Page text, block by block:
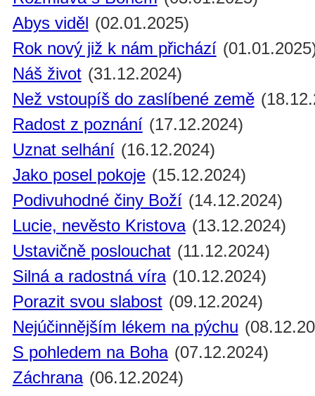
Abys viděl (02.01.2025)
Rok nový již k nám přichází
Náš život (31.12.2024)
Než vstoupíš do zaslíbené země
Radost z poznání (17.12.2024)
Uznat selhání (16.12.2024)
Jako posel pokoje (15.12.2024)
Podivuhodné činy Boží (14.12.2024)
Lucie, nevěsto Kristova (13.12.2024)
Ustavičně poslouchat (11.12.2024)
Silná a radostná víra (10.12.2024)
Porazit svou slabost (09.12.2024)
Nejúčinnějším lékem na pýchu
S pohledem na Boha (07.12.2024)
Záchrana (06.12.2024)